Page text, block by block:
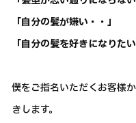
「自分の髪が嫌い・・」
「自分の髪を好きになりたい
僕をご指名いただくお客様
きします。